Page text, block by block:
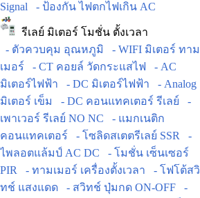
Signal
- ป้องกัน ไฟตกไฟเกิน AC
รีเลย์ มิเตอร์ โมชั่น ตั้งเวลา
- ตัวควบคุม อุณหภูมิ
- WIFI มิเตอร์ ทาม
เมอร์
- CT คอยล์ วัดกระแสไฟ
- AC
มิเตอร์ไฟฟ้า
- DC มิเตอร์ไฟฟ้า
- Analog
มิเตอร์ เข็ม
- DC คอนแทคเตอร์ รีเลย์
-
เพาเวอร์ รีเลย์ NO NC
- แมกเนติก
คอนแทคเตอร์
- โซลิดสเตตรีเลย์ SSR
-
ไพลอตแล้มป์ AC DC
- โมชั่น เซ็นเซอร์
PIR
- ทามเมอร์ เครื่องตั้งเวลา
- โฟโต้สวิ
ทช์ แสงแดด
- สวิทช์ ปุ่มกด ON-OFF
-